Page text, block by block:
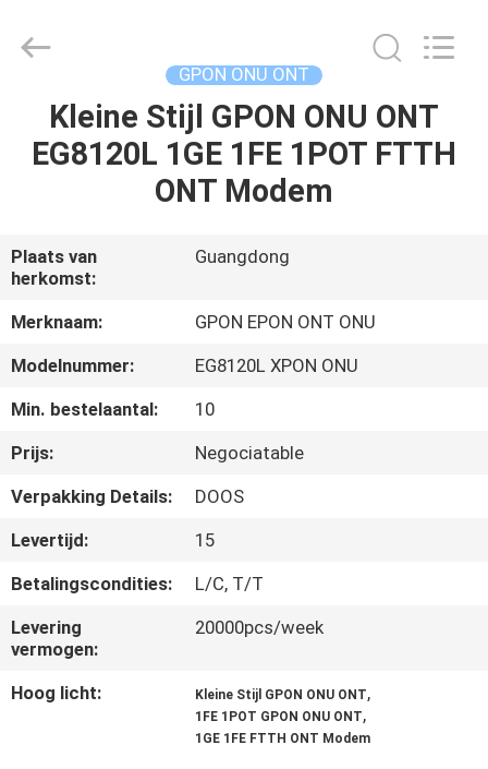
HUIS
PRODUCTEN
ONGEVEER
ONS
FABRIEKSREIS
CONTACTEER
ONS
OM
EEN
LIMITED.
GPON ONU ONT
Kleine Stijl GPON ONU ONT
EG8120L 1GE 1FE 1POT FTTH
ONT Modem
Plaats van
herkomst:
Guangdong
Merknaam:
GPON EPON ONT ONU
Modelnummer:
EG8120L XPON ONU
Min. bestelaantal:
10
Prijs:
Negociatable
Verpakking Details:
DOOS
Levertijd:
15
Betalingscondities:
L/C, T/T
Levering
vermogen:
20000pcs/week
Hoog licht: Kleine Stijl GPON ONU ONT,
1FE 1POT GPON ONU ONT,
1GE 1FE FTTH ONT Modem